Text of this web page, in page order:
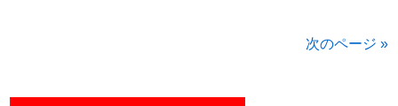
次のページ »